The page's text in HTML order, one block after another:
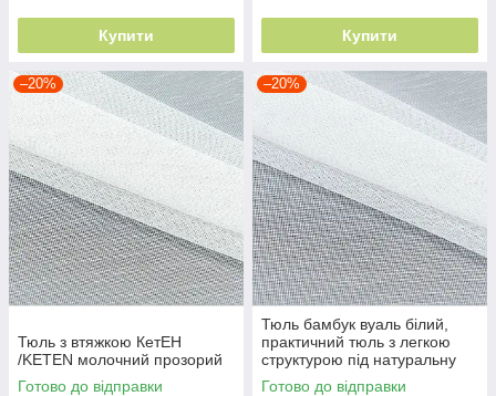
Купити Купити
–20%
Тюль з втяжкою КетЕН
/KETEN молочний прозорий
Готово до відправки
–20%
Тюль бамбук вуаль білий,
практичний тюль з легкою
структурою під натуральну
матову висота 320 см
Готово до відправки